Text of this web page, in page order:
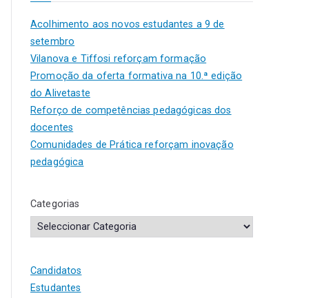
Acolhimento aos novos estudantes a 9 de
setembro
Vilanova e Tiffosi reforçam formação
Promoção da oferta formativa na 10.ª edição
do Alivetaste
Reforço de competências pedagógicas dos
docentes
Comunidades de Prática reforçam inovação
pedagógica
Categorias
Candidatos
Estudantes